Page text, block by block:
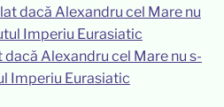
Alexandru cel Mare nu s-
Imperiu Eurasiatic